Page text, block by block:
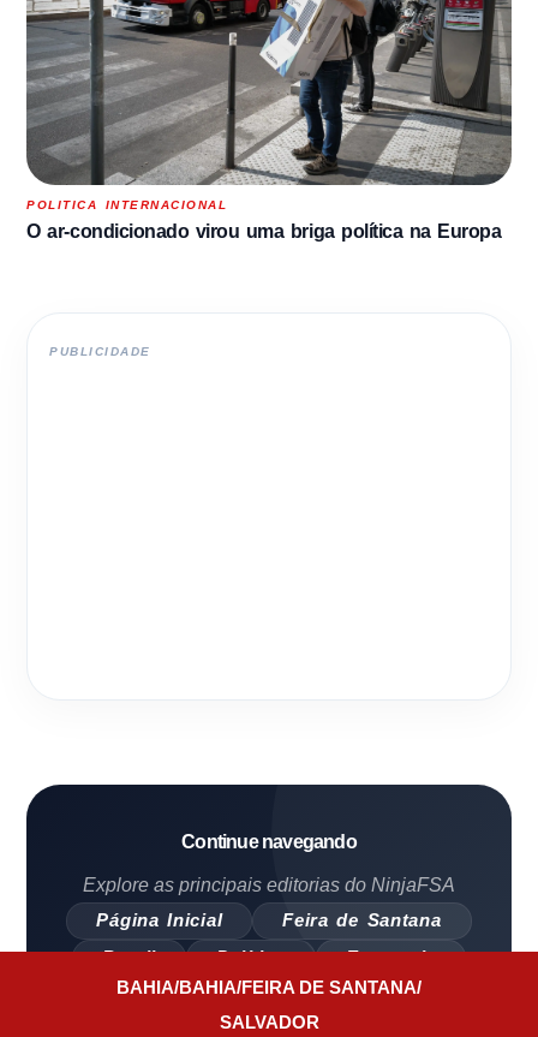
BAHIA/BAHIA/FEIRA DE SANTANA/
SALVADOR
POLITICA INTERNACIONAL
O ar-condicionado virou uma briga política na Europa
PUBLICIDADE
Continue navegando
Explore as principais editorias do NinjaFSA
Página Inicial
Feira de Santana
Brasil
Política Economia